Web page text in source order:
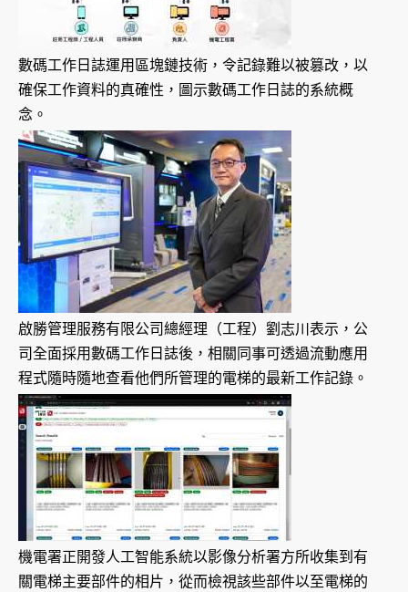
數碼工作日誌運用區塊鏈技術，令記錄難以被篡改，以
確保工作資料的真確性，圖示數碼工作日誌的系統概
念。
啟勝管理服務有限公司總經理（工程）劉志川表示，公
司全面採用數碼工作日誌後，相關同事可透過流動應用
程式隨時隨地查看他們所管理的電梯的最新工作記錄。
機電署正開發人工智能系統以影像分析署方所收集到有
關電梯主要部件的相片，從而檢視該些部件以至電梯的